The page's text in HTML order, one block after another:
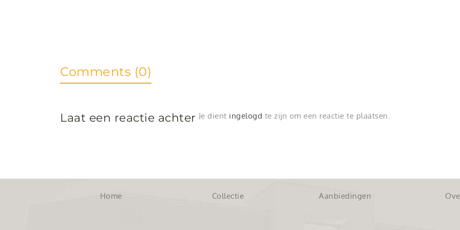
Comments (0)
Laat een reactie achter Je dient ingelogd te zijn om een reactie te plaatsen.
Home Collectie Aanbiedingen